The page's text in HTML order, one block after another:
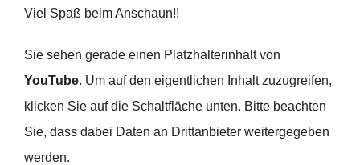
Viel Spaß beim Anschaun!!
Sie sehen gerade einen Platzhalterinhalt von
YouTube. Um auf den eigentlichen Inhalt zuzugreifen,
klicken Sie auf die Schaltfläche unten. Bitte beachten
Sie, dass dabei Daten an Drittanbieter weitergegeben
werden.